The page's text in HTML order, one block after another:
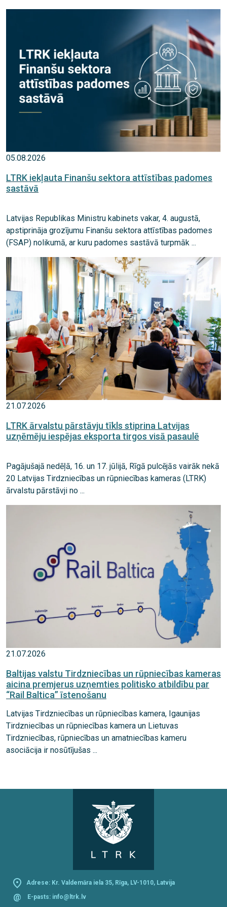
05.08.2026
LTRK iekļauta Finanšu sektora attīstības padomes
sastāvā
Latvijas Republikas Ministru kabinets vakar, 4. augustā,
apstiprināja grozījumu Finanšu sektora attīstības padomes
(FSAP) nolikumā, ar kuru padomes sastāvā turpmāk ...
21.07.2026
LTRK ārvalstu pārstāvju tīkls stiprina Latvijas
uzņēmēju iespējas eksporta tirgos visā pasaulē
Pagājušajā nedēļā, 16. un 17. jūlijā, Rīgā pulcējās vairāk nekā
20 Latvijas Tirdzniecības un rūpniecības kameras (LTRK)
ārvalstu pārstāvji no ...
21.07.2026
Baltijas valstu Tirdzniecības un rūpniecības kameras
aicina premjerus uzņemties politisko atbildību par
“Rail Baltica” īstenošanu
Latvijas Tirdzniecības un rūpniecības kamera, Igaunijas
Tirdzniecības un rūpniecības kamera un Lietuvas
Tirdzniecības, rūpniecības un amatniecības kameru
asociācija ir nosūtījušas ...
Adrese: Kr. Valdemāra iela 35, Rīga, LV-1010, Latvija
@ E-pasts: info@ltrk.lv